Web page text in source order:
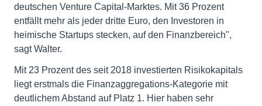
deutschen Venture Capital-Marktes. Mit 36 Prozent
entfällt mehr als jeder dritte Euro, den Investoren in
heimische Startups stecken, auf den Finanzbereich",
sagt Walter.
Mit 23 Prozent des seit 2018 investierten Risikokapitals
liegt erstmals die Finanzaggregations-Kategorie mit
deutlichem Abstand auf Platz 1. Hier haben sehr